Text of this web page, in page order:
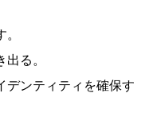
。
る。
デンティティを確保す